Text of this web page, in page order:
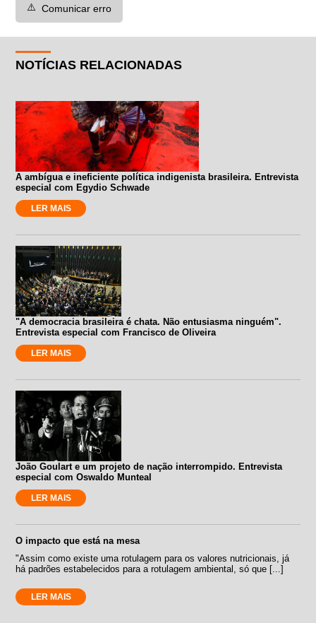
⚠️ Comunicar erro
NOTÍCIAS RELACIONADAS
A ambígua e ineficiente política indigenista brasileira. Entrevista
especial com Egydio Schwade
LER MAIS
"A democracia brasileira é chata. Não entusiasma ninguém".
Entrevista especial com Francisco de Oliveira
LER MAIS
João Goulart e um projeto de nação interrompido. Entrevista
especial com Oswaldo Munteal
LER MAIS
O impacto que está na mesa
"Assim como existe uma rotulagem para os valores nutricionais, já
há padrões estabelecidos para a rotulagem ambiental, só que [...]
LER MAIS